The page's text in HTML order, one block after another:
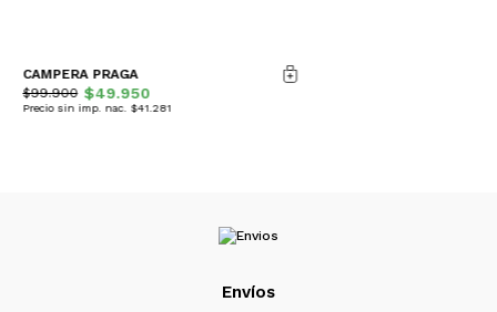
CAMPERA PRAGA
$99.900 $49.950
Precio sin imp. nac. $41.281
Envíos